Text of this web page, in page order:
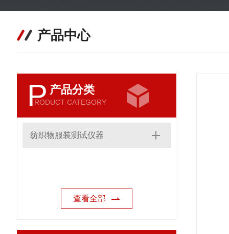
产品中心
P 产品分类
RODUCT CATEGORY
纺织物服装测试仪器
查看全部